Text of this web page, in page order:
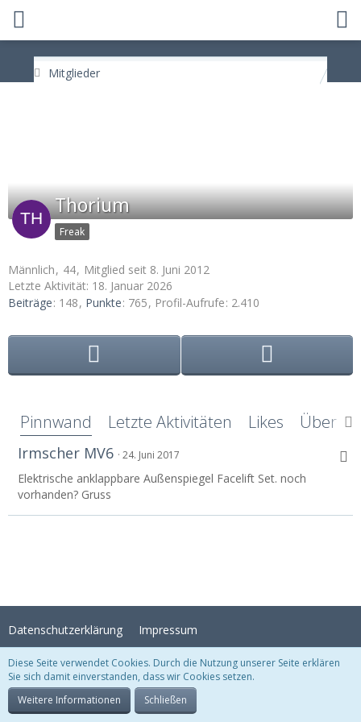
Mitglieder
Thorium
Freak
Männlich 44
Mitglied seit 8. Juni 2012
Letzte Aktivität: 18. Januar 2026
Beiträge 148 Punkte 765 Profil-Aufrufe 2.410
Pinnwand Letzte Aktivitäten Likes Über
Irmscher MV6 24. Juni 2017
Elektrische anklappbare Außenspiegel Facelift Set. noch
vorhanden? Gruss
Datenschutzerklärung Impressum
Stil:Crystal Temptation , erstellt vonKittMedia
Community-Software:
Diese Seite verwendet Cookies. Durch die Nutzung unserer Seite erklären
Sie sich damit einverstanden, dass wir Cookies setzen.
Weitere Informationen
Schließen